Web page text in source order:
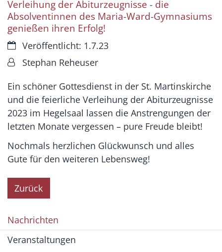
Verleihung der Abiturzeugnisse - die
Absolventinnen des Maria-Ward-Gymnasiums
genießen ihren Erfolg!
Datum:Veröffentlicht: 1.7.23
Von:Stephan Reheuser
Ein schöner Gottesdienst in der St. Martinskirche
und die feierliche Verleihung der Abiturzeugnisse
2023 im Hegelsaal lassen die Anstrengungen der
letzten Monate vergessen – pure Freude bleibt!
Nochmals herzlichen Glückwunsch und alles
Gute für den weiteren Lebensweg!
Zurück
Nachrichten
Veranstaltungen